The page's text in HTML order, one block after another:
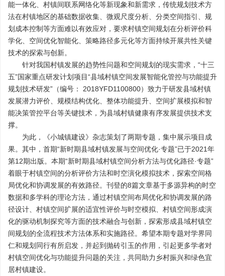
能一体化、村镇间联系网络化等新现象和新需求，传统规划技术方
法在村镇地区的基础数据收集、微观尺度分析、分类空间指引、规
划成本控制等方面难以有效应对，要求村镇空间规划在分析评价科
学化、空间优化智能化、策略路径多元化等方面持续开展共性关键
技术的探索与创新。
针对我国村镇发展的趋势性问题和空间规划的现实需求，“十三
五”国家重点研发计划项目“县域村镇空间发展智能化管控与功能提升
规划技术研发”（编号： 2018YFD1100800）致力于研发县域村镇
发展潜力评价、规模结构优化、整体功能提升、空间扩展模拟和智
能决策管控平台等关键技术，为县域村镇健康有序发展提供技术支
撑。
为此，《小城镇建设》杂志策划了两期专题，集中展示项目成
果。其中，首期“新时期县域村镇发展与空间优化·专题”已于2021年
第12期出版。本期“新时期县域村镇空间分析方法与优化路径·专题”
着眼于村镇空间的分析评价方法和时空演化模拟技术，探索空间格
局优化和协调发展的有效路径。刊登的8篇文章基于多源异构的时空
数据和多学科的理论方法，通过村镇空间布局优化和协调发展的路
径设计、村镇空间扩展的适宜性评价与时空模拟、村镇空间形成演
化的驱动机制探究等方面的技术融合与创新，探索形成县域村镇空
间规划的全流程技术方法体系和实施路径。希望本期专题对学界同
仁和规划同行有所启发，并起到抛砖引玉的作用，引起更多学者对
村镇空间优化与功能提升问题的关注，共同助力乡村振兴和绿色宜
居村镇建设。